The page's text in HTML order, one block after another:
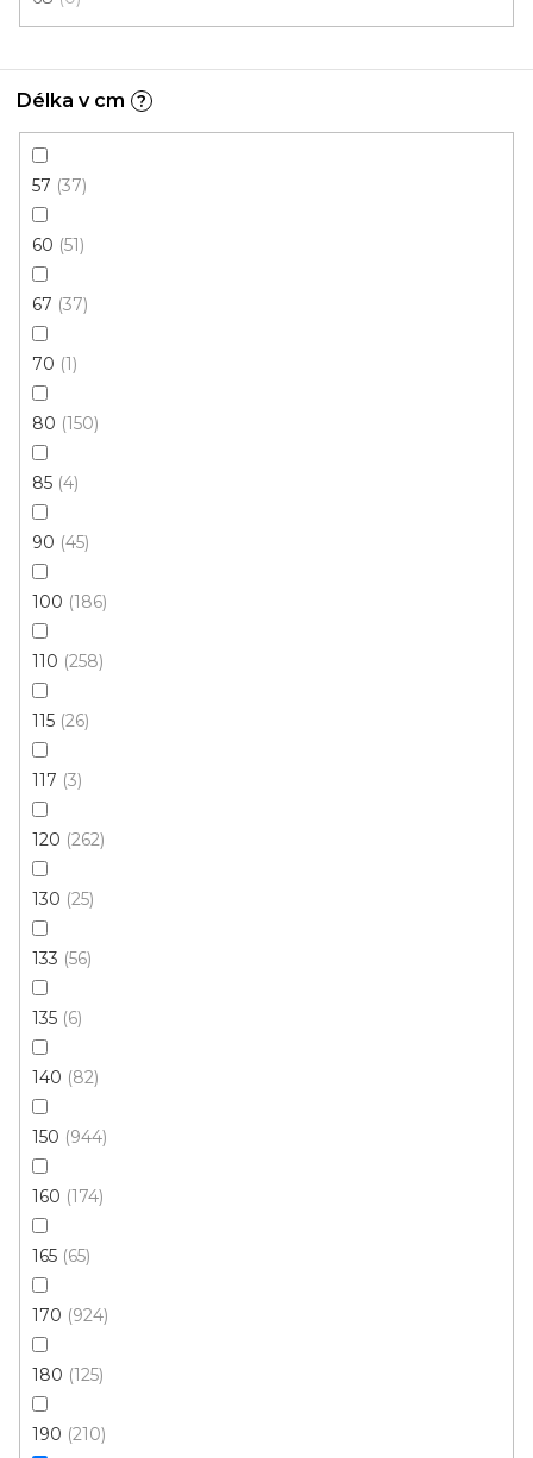
Délka v cm ?
57 37
60 51
67 37
70 1
80 150
85 4
90 45
100 186
110 258
115 26
117 3
120 262
130 25
133 56
135 6
140 82
150 944
160 174
165 65
170 924
180 125
190 210
Kusový koberec NEPAL 028 6362 60
Skladem externě, odesíláme do 3 - 8 dní
od
135x195 cm
Kusový koberec RASMUS 82029 6264
Skladem externě, odesíláme do 3 - 8 dní
od 879 Kč
65x110 cm
Novinka